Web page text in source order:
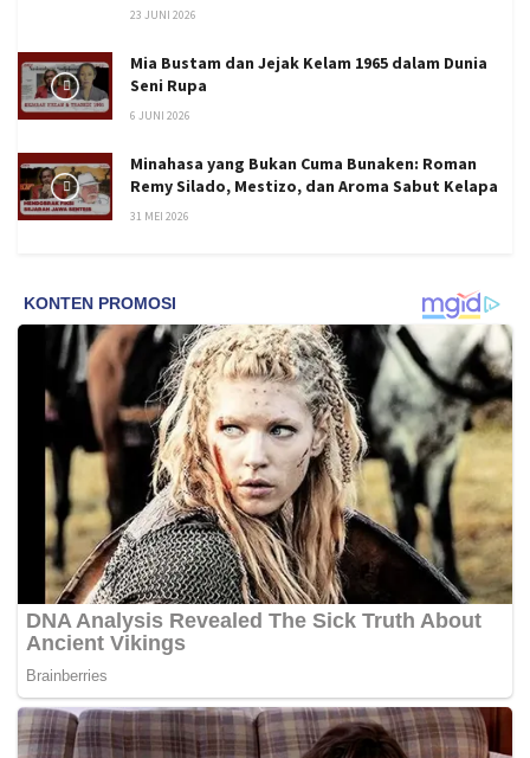
23 JUNI 2026
Mia Bustam dan Jejak Kelam 1965 dalam Dunia
Seni Rupa
6 JUNI 2026
Minahasa yang Bukan Cuma Bunaken: Roman
Remy Silado, Mestizo, dan Aroma Sabut Kelapa
31 MEI 2026